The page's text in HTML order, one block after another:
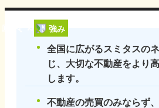
強み
全国に広がるスミタスの
じ、大切な不動産をより
します。
不動産の売買のみならず